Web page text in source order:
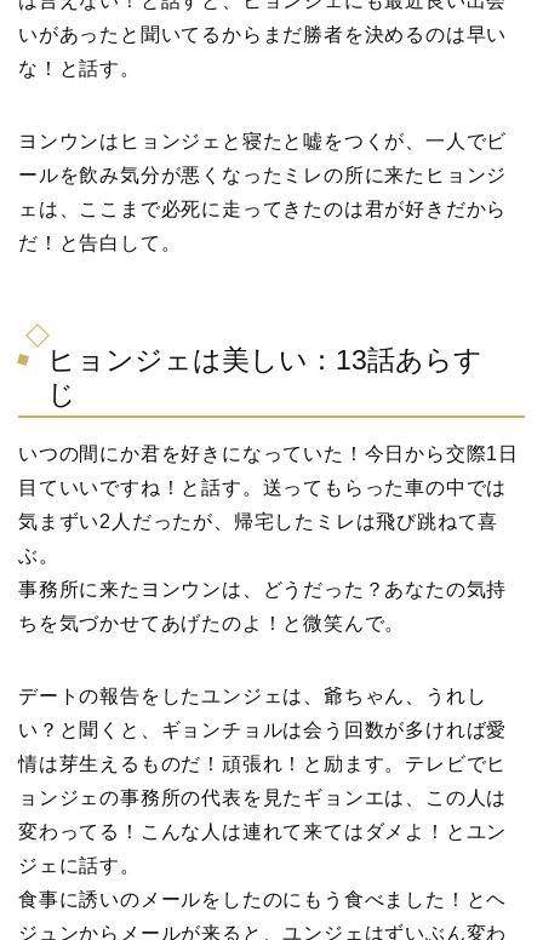
いがあったと聞いてるからまだ勝者を決めるのは早い
な！と話す。
ヨンウンはヒョンジェと寝たと嘘をつくが、一人でビ
ールを飲み気分が悪くなったミレの所に来たヒョンジ
ェは、ここまで必死に走ってきたのは君が好きだから
だ！と告白して。
ヒョンジェは美しい：13話あらす
じ
いつの間にか君を好きになっていた！今日から交際1日
目ていいですね！と話す。送ってもらった車の中では
気まずい2人だったが、帰宅したミレは飛び跳ねて喜
ぶ。
事務所に来たヨンウンは、どうだった？あなたの気持
ちを気づかせてあげたのよ！と微笑んで。
デートの報告をしたユンジェは、爺ちゃん、うれし
い？と聞くと、ギョンチョルは会う回数が多ければ愛
情は芽生えるものだ！頑張れ！と励ます。テレビでヒ
ョンジェの事務所の代表を見たギョンエは、この人は
変わってる！こんな人は連れて来てはダメよ！とユン
ジェに話す。
食事に誘いのメールをしたのにもう食べました！とヘ
ジュンからメールが来ると、ユンジェはずいぶん変わ